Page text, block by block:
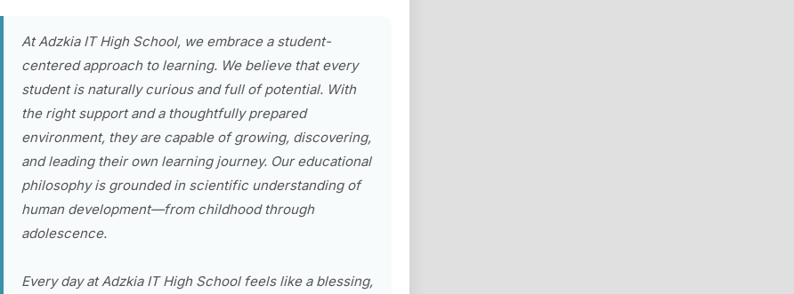
At Adzkia IT High School, we embrace a student-
centered approach to learning. We believe that every
student is naturally curious and full of potential. With
the right support and a thoughtfully prepared
environment, they are capable of growing, discovering,
and leading their own learning journey. Our educational
philosophy is grounded in scientific understanding of
human development—from childhood through
adolescence.
Every day at Adzkia IT High School feels like a blessing,